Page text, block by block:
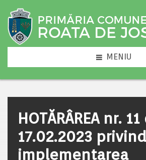
MENIU
HOTĂRÂREA nr.
17.02.2023 privind
implementarea